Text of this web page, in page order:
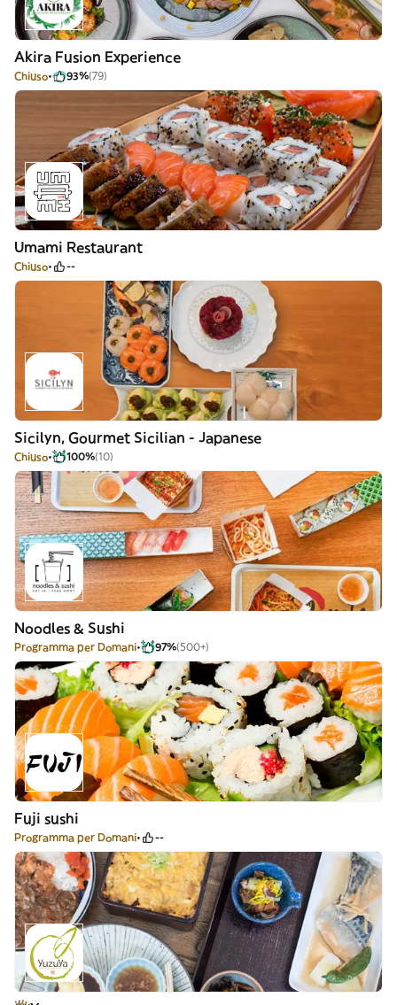
Akira Fusion Experience
Chiuso 93%(79)
Umami Restaurant
Chiuso --
Sicilyn, Gourmet Sicilian - Japanese
Chiuso 100%(10)
Noodles & Sushi
Programma per Domani 97%(500+)
Fuji sushi
Programma per Domani --